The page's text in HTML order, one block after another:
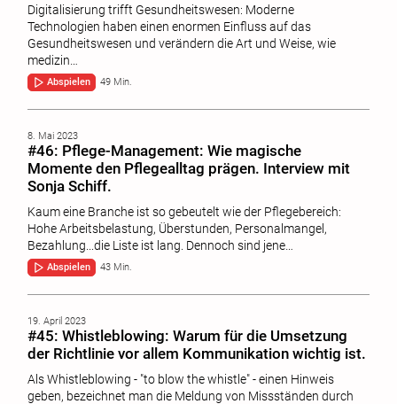
Digitalisierung trifft Gesundheitswesen: Moderne
Technologien haben einen enormen Einfluss auf das
Gesundheitswesen und verändern die Art und Weise, wie
medizin…
Abspielen 49 Min.
8. Mai 2023
#46: Pflege-Management: Wie magische
Momente den Pflegealltag prägen. Interview mit
Sonja Schiff.
Kaum eine Branche ist so gebeutelt wie der Pflegebereich:
Hohe Arbeitsbelastung, Überstunden, Personalmangel,
Bezahlung...die Liste ist lang. Dennoch sind jene…
Abspielen 43 Min.
19. April 2023
#45: Whistleblowing: Warum für die Umsetzung
der Richtlinie vor allem Kommunikation wichtig ist.
Als Whistleblowing - "to blow the whistle" - einen Hinweis
geben, bezeichnet man die Meldung von Missständen durch